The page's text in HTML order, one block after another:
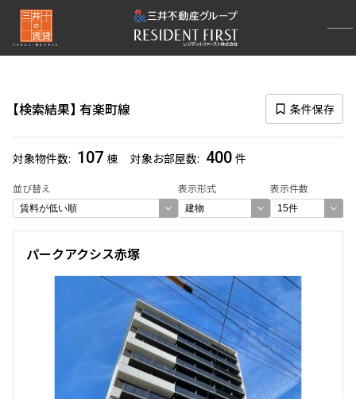
検索結果 有楽町線 条件保存
対象物件数 107 棟 対象お部屋数 400 件
並び替え 表示形式 表示件数
再検索ナビゲーション
選択中の路線
有楽町線
(400)
選び方を変更する
検索対象お部屋数
400件
お部屋を再検索
パークアクシス赤塚